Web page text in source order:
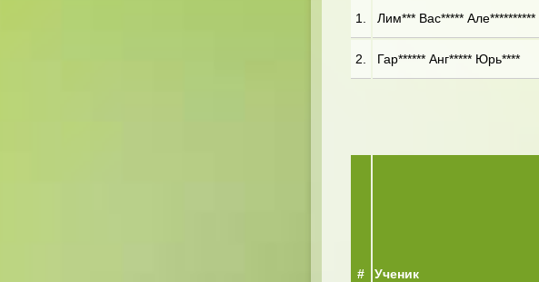
1. Лим*** Вас***** Але**********
2. Гар****** Анг***** Юрь****
# Ученик